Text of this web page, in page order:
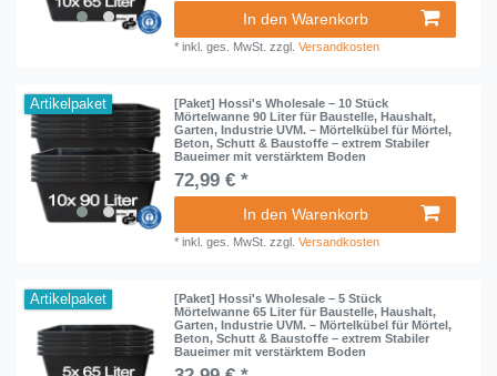
In den Warenkorb
*inkl. ges. MwSt. zzgl.Versandkosten
Artikelpaket
[Paket] Hossi's Wholesale – 10 Stück
Mörtelwanne 90 Liter für Baustelle, Haushalt,
Garten, Industrie UVM. – Mörtelkübel für Mörtel,
Beton, Schutt & Baustoffe – extrem Stabiler
Baueimer mit verstärktem Boden
72,99 € *
In den Warenkorb
*inkl. ges. MwSt. zzgl.Versandkosten
Artikelpaket
[Paket] Hossi's Wholesale – 5 Stück
Mörtelwanne 65 Liter für Baustelle, Haushalt,
Garten, Industrie UVM. – Mörtelkübel für Mörtel,
Beton, Schutt & Baustoffe – extrem Stabiler
Baueimer mit verstärktem Boden